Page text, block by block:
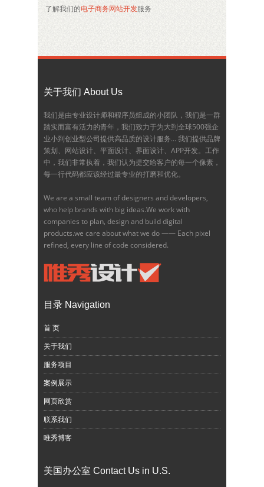
了解我们的电子商务网站开发服务
关于我们 About Us
我们是由专业设计师和程序员组成的小团队，我们是一群
踏实而富有活力的青年，我们致力于为大到全球500强企
业小到创业型公司提供高品质的设计服务... 我们提供品牌
策划、网站设计、平面设计、界面设计、APP开发。工作
中，我们非常执着，我们认为提交给客户的每一个像素，
每一行代码都应该经过最专业的打磨和优化。
We are a small team of designers and developers,
who help brands with big ideas.We work with
companies to plan, design and build digital
products.we care about what we do —— Each pixel
refined, every line of code considered.
目录 Navigation
首 页
关于我们
服务项目
案例展示
网页欣赏
联系我们
唯秀博客
美国办公室 Contact Us in U.S.